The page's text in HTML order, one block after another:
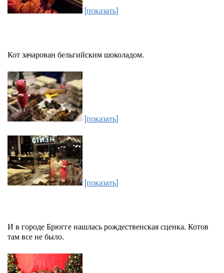
[показать]
Кот зачарован бельгийским шоколадом.
[показать]
[показать]
И в городе Брюгге нашлась рождественская сценка. Котов
там все не было.